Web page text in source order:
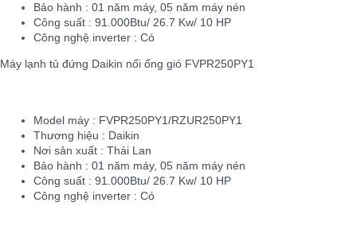
Bảo hành : 01 năm máy, 05 năm máy nén
Công suất : 91.000Btu/ 26.7 Kw/ 10 HP
Công nghệ inverter : Có
Máy lạnh tủ đứng Daikin nối ống gió FVPR250PY1
Model máy : FVPR250PY1/RZUR250PY1
Thương hiệu : Daikin
Nơi sản xuất : Thái Lan
Bảo hành : 01 năm máy, 05 năm máy nén
Công suất : 91.000Btu/ 26.7 Kw/ 10 HP
Công nghệ inverter : Có